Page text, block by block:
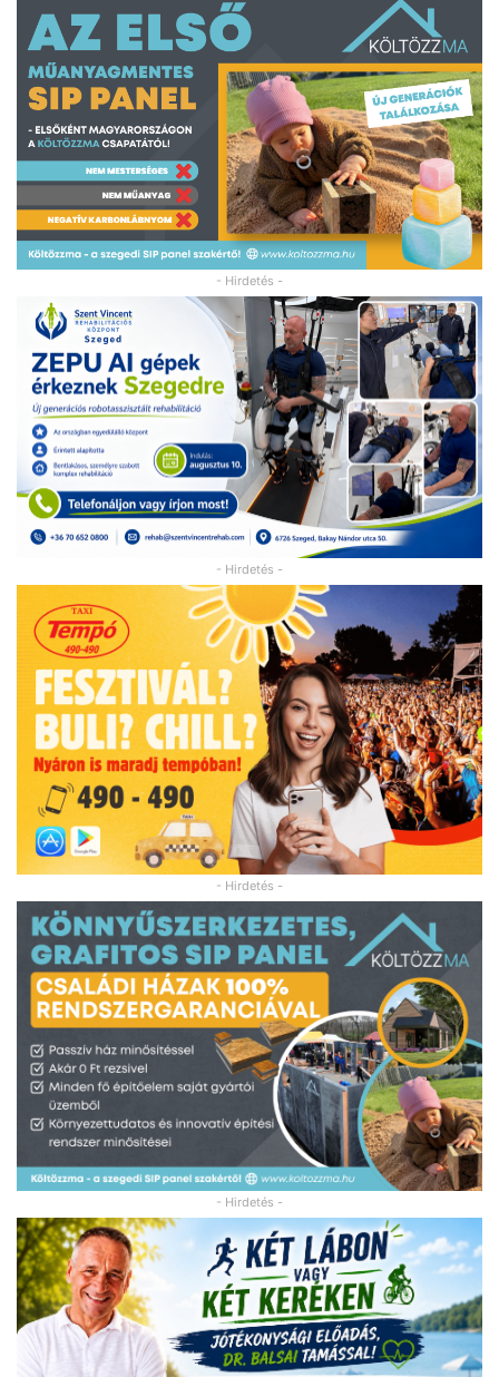
- Hirdetés -
- Hirdetés -
- Hirdetés -
- Hirdetés -